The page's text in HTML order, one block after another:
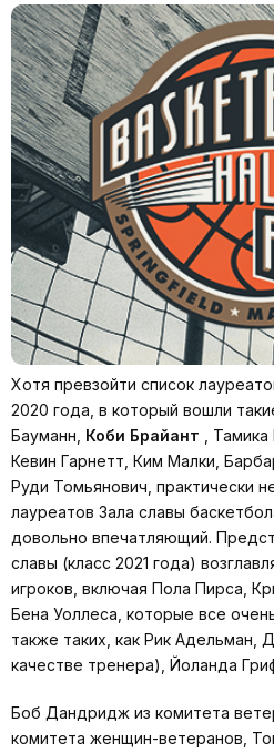
Хотя превзойти список
2020 года, в который вошли
Бауманн, Коби Брайант ,
Кевин Гарнетт, Ким Малки,
Руди Томьянович, практически
лауреатов Зала славы
довольно впечатляющий.
славы (класс 2021 года)
игроков, включая Пола Пирса,
Бена Уоллеса, которые все
также таких, как Рик Адельман,
качестве тренера), Йоланда
Боб Дандридж из комитета
комитета женщин-ветеранов,